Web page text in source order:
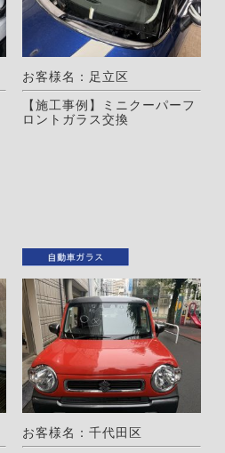
お客様名：足立区
【施工事例】ミニクーパーフ
ロントガラス交換
お客様名：千代田区